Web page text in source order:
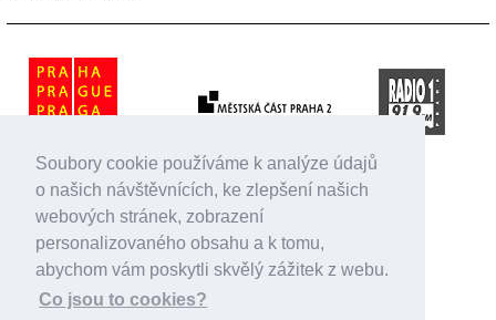
Soubory cookie používáme k analýze údajů
o našich návštěvnících, ke zlepšení našich
webových stránek, zobrazení
personalizovaného obsahu a k tomu,
abychom vám poskytli skvělý zážitek z webu.
Co jsou to cookies?